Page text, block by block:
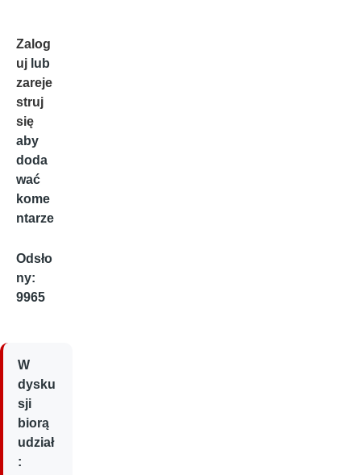
Zalog
uj lub
zareje
struj
się
aby
doda
wać
kome
ntarze
Odsło
ny:
9965
W
dysku
sji
biorą
udział
: